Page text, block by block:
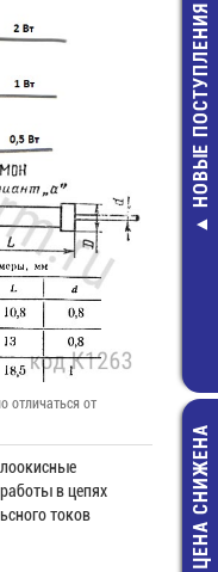
11,00 руб.
НОВЫЕ ПОСТУПЛЕНИЯ
ЦЕНА СНИЖЕНА
отличаться от
в цепях
токов